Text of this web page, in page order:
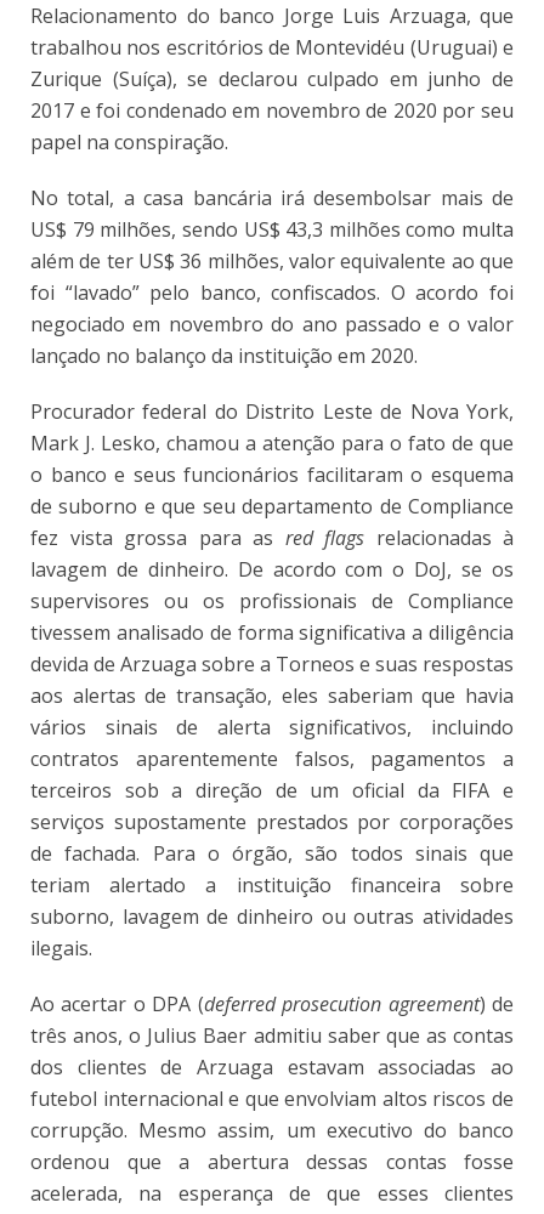
Relacionamento do banco Jorge Luis Arzuaga, que
trabalhou nos escritórios de Montevidéu (Uruguai) e
Zurique (Suíça), se declarou culpado em junho de
2017 e foi condenado em novembro de 2020 por seu
papel na conspiração.
No total, a casa bancária irá desembolsar mais de
US$ 79 milhões, sendo US$ 43,3 milhões como multa
além de ter US$ 36 milhões, valor equivalente ao que
foi “lavado” pelo banco, confiscados. O acordo foi
negociado em novembro do ano passado e o valor
lançado no balanço da instituição em 2020.
Procurador federal do Distrito Leste de Nova York,
Mark J. Lesko, chamou a atenção para o fato de que
o banco e seus funcionários facilitaram o esquema
de suborno e que seu departamento de Compliance
fez vista grossa para as red flags relacionadas à
lavagem de dinheiro. De acordo com o DoJ, se os
supervisores ou os profissionais de Compliance
tivessem analisado de forma significativa a diligência
devida de Arzuaga sobre a Torneos e suas respostas
aos alertas de transação, eles saberiam que havia
vários sinais de alerta significativos, incluindo
contratos aparentemente falsos, pagamentos a
terceiros sob a direção de um oficial da FIFA e
serviços supostamente prestados por corporações
de fachada. Para o órgão, são todos sinais que
teriam alertado a instituição financeira sobre
suborno, lavagem de dinheiro ou outras atividades
ilegais.
Ao acertar o DPA (deferred prosecution agreement) de
três anos, o Julius Baer admitiu saber que as contas
dos clientes de Arzuaga estavam associadas ao
futebol internacional e que envolviam altos riscos de
corrupção. Mesmo assim, um executivo do banco
ordenou que a abertura dessas contas fosse
acelerada, na esperança de que esses clientes